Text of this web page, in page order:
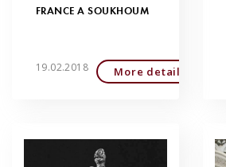
FRANCE À SOUKHOUM
19.02.2018 More detailed